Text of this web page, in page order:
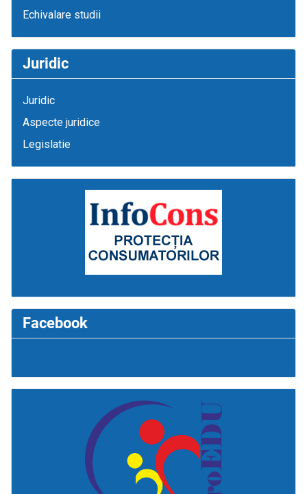
Echivalare studii
Juridic
Juridic
Aspecte juridice
Legislatie
Facebook